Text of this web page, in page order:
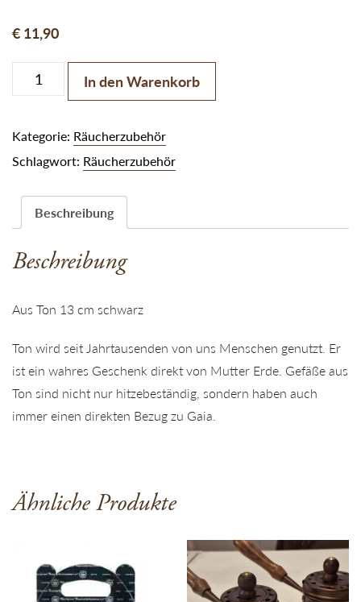
€ 11,90
Räuchergefäß aus Ton schwarz Menge
In den Warenkorb
Kategorie: Räucherzubehör
Schlagwort: Räucherzubehör
Beschreibung
Beschreibung
Aus Ton 13 cm schwarz
Ton wird seit Jahrtausenden von uns Menschen genutzt. Er
ist ein wahres Geschenk direkt von Mutter Erde. Gefäße aus
Ton sind nicht nur hitzebeständig, sondern haben auch
immer einen direkten Bezug zu Gaia.
Ähnliche Produkte